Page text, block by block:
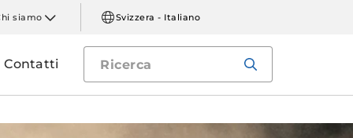
siamo Svizzera - Italiano
Contatti